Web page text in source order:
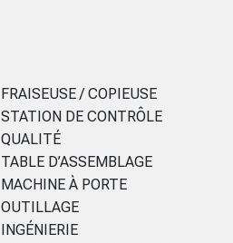
FRAISEUSE / COPIEUSE
STATION DE CONTRÔLE
QUALITÉ
TABLE D’ASSEMBLAGE
MACHINE À PORTE
OUTILLAGE
INGÉNIERIE